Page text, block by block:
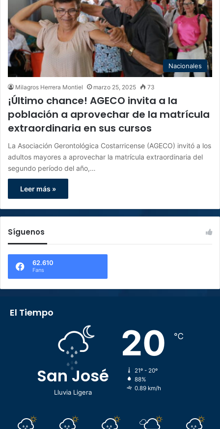
Nacionales
Milagros Herrera Montiel marzo 25, 2025 73
¡Último chance! AGECO invita a la
población a aprovechar de la matrícula
extraordinaria en sus cursos
La Asociación Gerontológica Costarricense (AGECO) invitó a los
adultos mayores a aprovechar la matrícula extraordinaria del
segundo período del año,…
Leer más »
Síguenos
62.610
Fans
El Tiempo
San José
Lluvia Ligera
20 ℃
21º - 20º
88%
0.89 km/h